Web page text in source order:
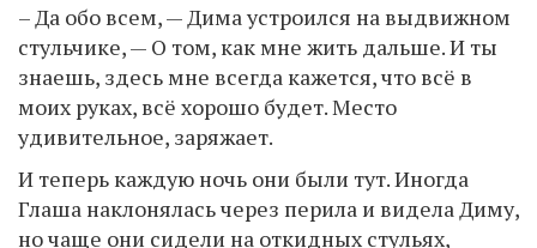
– Да обо всем, — Дима устроился на выдвижном
стульчике, — О том, как мне жить дальше. И ты
знаешь, здесь мне всегда кажется, что всё в
моих руках, всё хорошо будет. Место
удивительное, заряжает.
И теперь каждую ночь они были тут. Иногда
Глаша наклонялась через перила и видела Диму,
но чаще они сидели на откидных стульях,